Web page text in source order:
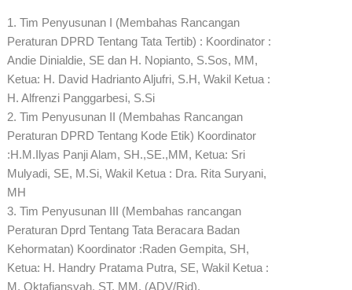
1. Tim Penyusunan I (Membahas Rancangan
Peraturan DPRD Tentang Tata Tertib) : Koordinator :
Andie Dinialdie, SE dan H. Nopianto, S.Sos, MM,
Ketua: H. David Hadrianto Aljufri, S.H, Wakil Ketua :
H. Alfrenzi Panggarbesi, S.Si
2. Tim Penyusunan II (Membahas Rancangan
Peraturan DPRD Tentang Kode Etik) Koordinator
:H.M.Ilyas Panji Alam, SH.,SE.,MM, Ketua: Sri
Mulyadi, SE, M.Si, Wakil Ketua : Dra. Rita Suryani,
MH
3. Tim Penyusunan III (Membahas rancangan
Peraturan Dprd Tentang Tata Beracara Badan
Kehormatan) Koordinator :Raden Gempita, SH,
Ketua: H. Handry Pratama Putra, SE, Wakil Ketua :
M. Oktafiansyah, ST, MM. (ADV/Rid).